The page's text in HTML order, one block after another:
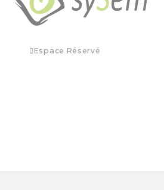
Espace Réservé